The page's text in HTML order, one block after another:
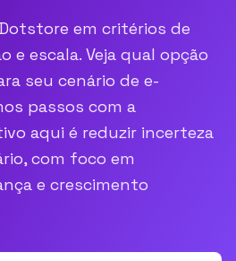
em critérios de
e escala. Veja qual opção
seu cenário de e-
passos com a
aqui é reduzir incerteza
com foco em
e crescimento